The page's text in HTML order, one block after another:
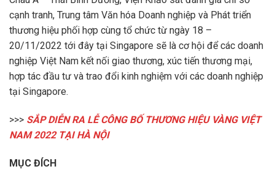
cạnh tranh, Trung tâm Văn hóa Doanh nghiệp và Phát triển
thương hiệu phối hợp cùng tổ chức từ ngày 18 –
20/11/2022 tới đây tại Singapore sẽ là cơ hội để các doanh
nghiệp Việt Nam kết nối giao thương, xúc tiến thương mại,
hợp tác đầu tư và trao đổi kinh nghiệm với các doanh nghiệp
tại Singapore.
>>> SẮP DIỄN RA LỄ CÔNG BỐ THƯƠNG HIỆU VÀNG VIỆT
NAM 2022 TẠI HÀ NỘI
MỤC ĐÍCH